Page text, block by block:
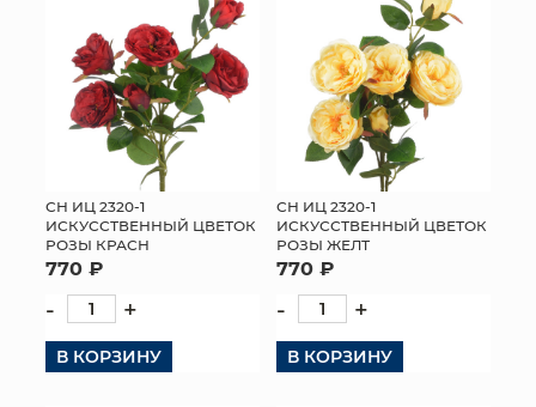
СН ИЦ 2320-1
ИСКУССТВЕННЫЙ ЦВЕТОК
РОЗЫ КРАСН
770 ₽
- +
В КОРЗИНУ
СН ИЦ 2320-1
ИСКУССТВЕННЫЙ ЦВЕТОК
РОЗЫ ЖЕЛТ
770 ₽
- +
В КОРЗИНУ